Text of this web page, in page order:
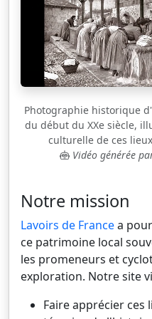
Photographie historique
du début du XXe siècle,
culturelle de ces
Vidéo générée
Notre mission
Lavoirs de Francea
ce patrimoine local
les promeneurs et
exploration. Notre site
Faire apprécier ces